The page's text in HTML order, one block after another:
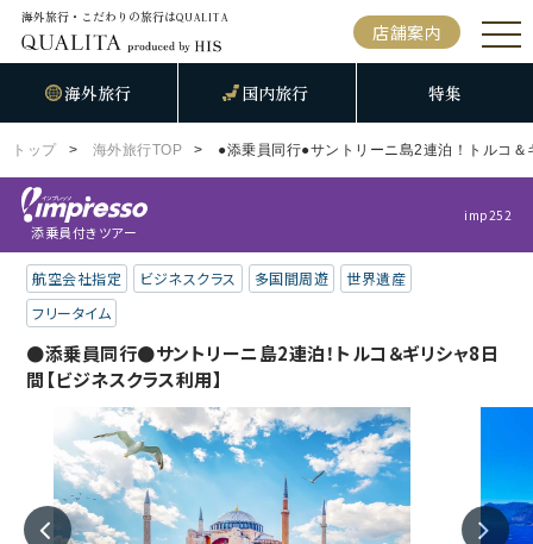
海外旅行・こだわりの旅行はQUALITA
店舗案内
海外旅行 国内旅行 特集
トップ 海外旅行TOP ●添乗員同行●サントリーニ島2連泊！トルコ
添乗員付きツアー
imp252
航空会社指定 ビジネスクラス 多国間周遊
世界遺産
フリータイム
●添乗員同行●サントリーニ島2連泊！トルコ＆ギリシャ8日
間【ビジネスクラス利用】